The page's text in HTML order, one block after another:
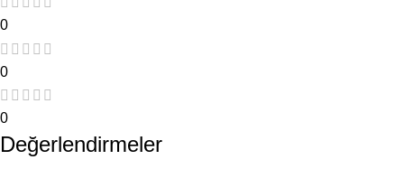
0
0
0
Değerlendirmeler